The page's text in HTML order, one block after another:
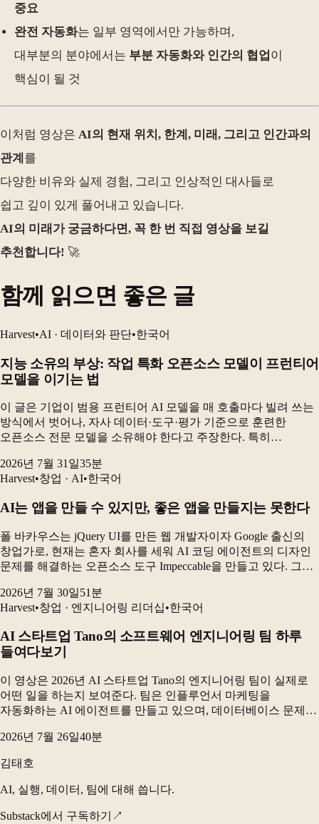
중요
완전 자동화는 일부 영역에서만 가능하며,
대부분의 분야에서는 부분 자동화와 인간의 협업 이
핵심이 될 것
이처럼 영상은 AI의 현재 위치, 한계, 미래, 그리고 인간과의
관계 를
다양한 비유와 실제 경험, 그리고 인상적인 대사들로
쉽고 깊이 있게 풀어내고 있습니다.
AI의 미래가 궁금하다면, 꼭 한 번 직접 영상을 보길
추천합니다! 🚀
함께 읽으면 좋은 글
Harvest•AI · 데이터와 판단•한국어
지능 소유의 부상: 작업 특화 오픈소스 모델이 프런티어
모델을 이기는 법
이 글은 기업이 범용 프런티어 AI 모델을 매 호출마다 빌려 쓰는
방식에서 벗어나, 자사 데이터·도구·평가 기준으로 훈련한
오픈소스 전문 모델을 소유해야 한다고 주장한다. 특히
파라미터 오픈소스 모델은 최고 프런티어 구성보다 더...
2026년 7월 31일35분
Harvest•창업 · AI•한국어
AI는 앱을 만들 수 있지만, 좋은 앱을 만들지는 못한다
폴 바카우스는 jQuery UI를 만든 웹 개발자이자 Google 출신의
창업가로, 현재는 혼자 회사를 세워 AI 코딩 에이전트의 디자인
문제를 해결하는 오픈소스 도구 Impeccable을 만들고 있다. 그는
창의성보다 “무엇을 하지...
2026년 7월 30일51 분
Harvest•창업 · 엔지니어링 리더십•한국어
AI 스타트업 Tano의 소프트웨어 엔지니어링 팀 하루
들여다보기
이 영상은 2026년 AI 스타트업 Tano의 엔지니어링 팀이 실제로
어떤 일을 하는지 보여준다. 팀은 인플루언서 마케팅을
자동화하는 AI 에이전트를 만들고 있으며, 데이터베이스 문제를
제품을 빠르게 개발하고 있다. 가장 큰 변...
2026년 7월 26일40분
김태호
AI, 실행, 데이터, 팀에 대해 씁니다.
Substack에서 구독하기 ↗